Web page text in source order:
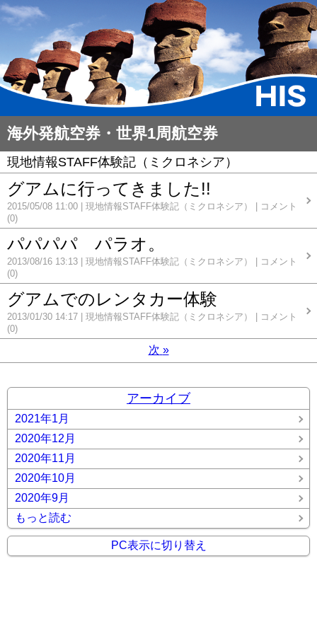
海外発航空券・世界1周航空券
現地情報STAFF体験記（ミクロネシア）
グアムに行ってきました!!
2015/05/08 11:00 現地情報STAFF体験記（ミクロネシア）
コメント
(0)
パパパパ パラオ。
2013/08/16 13:13 現地情報STAFF体験記（ミクロネシア）
コメント
(0)
グアムでのレンタカー体験
2013/01/30 14:17 現地情報STAFF体験記（ミクロネシア）
コメント
(0)
次 »
アーカイブ
2021年1月
2020年12月
2020年11月
2020年10月
2020年9月
もっと読む
PC表示に切り替え